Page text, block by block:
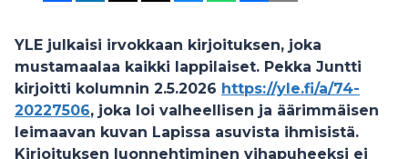
YLE julkaisi irvokkaan kirjoituksen, joka
mustamaalaa kaikki lappilaiset. Pekka Juntti
kirjoitti kolumnin 2.5.2026 https://yle.fi/a/74-
20227506, joka loi valheellisen ja äärimmäisen
leimaavan kuvan Lapissa asuvista ihmisistä.
Kirjoituksen luonnehtiminen vihapuheeksi ei